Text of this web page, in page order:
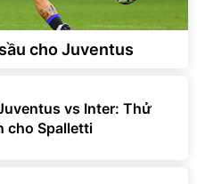
cho Juventus
vs Inter: Thử
cho Spalletti